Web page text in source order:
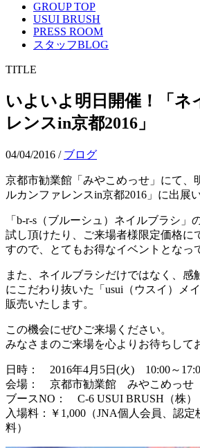
GROUP TOP
USUI BRUSH
PRESS ROOM
スタッフBLOG
TITLE
いよいよ明日開催！「ネ
レンスin京都2016」
04/04/2016 / ブログ
京都市勧業館「みやこめっせ」にて、
ルカンファレンスin京都2016」に出展
「b-r-s（ブルーシュ）ネイルブラシ」
試し頂けたり、ご来場者様限定価格に
すので、とてもお得なイベントとな
また、ネイルブラシだけではなく、感
にこだわり抜いた「usui（ウスイ）メ
販売いたします。
この機会にぜひご来場ください。
みなさまのご来場を心よりお待ちして
日時： 2016年4月5日(火) 10:00～
会場： 京都市勧業館 みやこめっせ
ブースNO： C-6 USUI BRUSH（株）
入場料：￥1,000（JNA個人会員、認
料）